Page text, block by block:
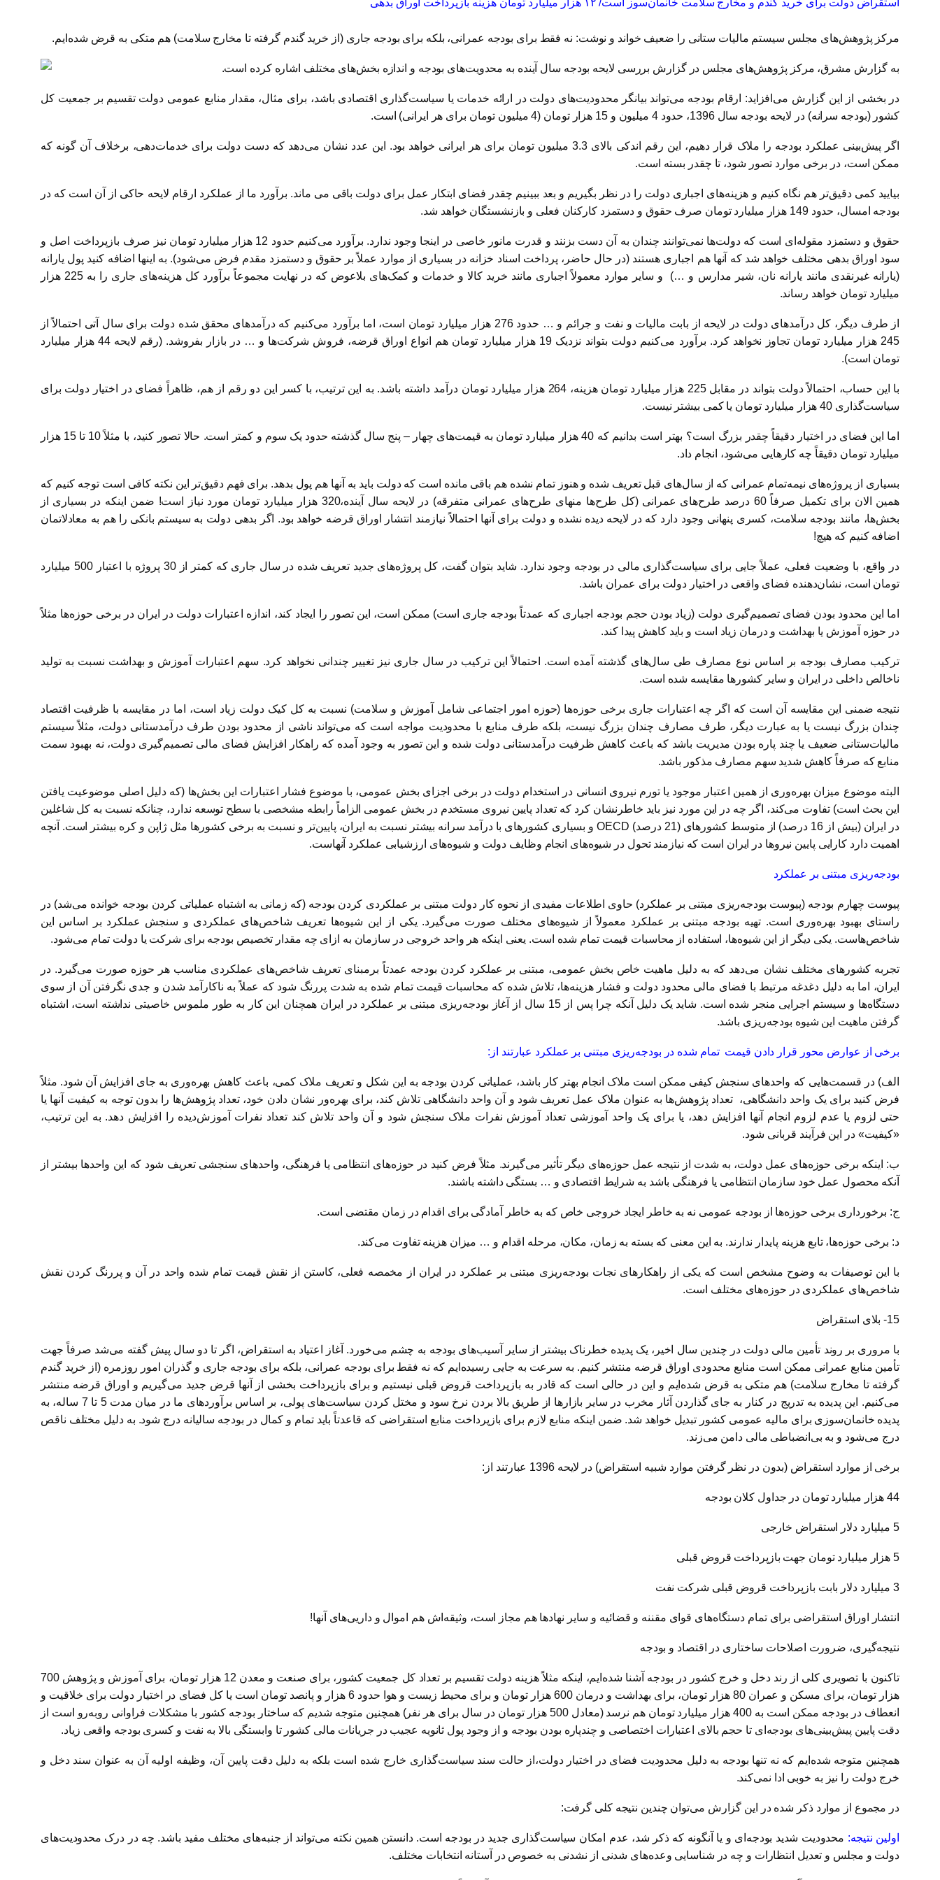
مرکز پژوهش‌های مجلس سیستم مالیات ستانی را ضعیف خواند و نوشت: نه فقط برای بودجه عمرانی، بلکه برای بودجه جاری (از خرید گندم گرفته تا مخارج سلامت) هم متکی به قرض شده‌ایم.
به گزارش مشرق، مرکز پژوهش‌های مجلس در گزارش بررسی لایحه بودجه سال آینده به محدویت‌های بودجه‌ و اندازه بخش‌های مختلف اشاره کرده است.
در بخشی از این گزارش می‌افزاید: ارقام بودجه می‌تواند بیانگر محدودیت‌های دولت در ارائه خدمات یا سیاست‌گذاری اقتصادی باشد، برای مثال، مقدار منابع عمومی دولت تقسیم بر جمعیت کل
کشور (بودجه سرانه) در لایحه بودجه سال 1396، حدود 4 میلیون و 15 هزار تومان (4 میلیون تومان برای هر ایرانی) است.
اگر پیش‌بینی عملکرد بودجه را ملاک قرار دهیم، این رقم اندکی بالای 3.3 میلیون تومان برای هر ایرانی خواهد بود. این عدد نشان می‌دهد که دست دولت برای خدمات‌دهی، برخلاف آن گونه که
ممکن است، در برخی موارد تصور شود، تا چقدر بسته است.
بیایید کمی دقیق‌تر هم نگاه کنیم و هزینه‌های اجباری دولت را در نظر بگیریم و بعد ببینیم چقدر فضای ابتکار عمل برای دولت باقی می‌ ماند. برآورد ما از عملکرد ارقام لایحه حاکی از آن است که در
بودجه امسال، حدود 149 هزار میلیارد تومان صرف حقوق و دستمزد کارکنان فعلی و بازنشستگان خواهد شد.
حقوق و دستمزد مقوله‌ای است که دولت‌ها نمی‌توانند چندان به آن دست بزنند و قدرت مانور خاصی در اینجا وجود ندارد. برآورد می‌کنیم حدود 12 هزار میلیارد تومان نیز صرف بازپرداخت اصل و
سود اوراق بدهی مختلف خواهد شد که آنها هم اجباری هستند (در حال حاضر، پرداخت اسناد خزانه در بسیاری از موارد عملاً بر حقوق و دستمزد مقدم فرض می‌شود). به اینها اضافه کنید پول یارانه
(یارانه غیرنقدی مانند یارانه نان، شیر مدارس و …) و سایر موارد معمولاً اجباری مانند خرید کالا و خدمات و کمک‌های بلاعوض که در نهایت مجموعاً برآورد کل هزینه‌های جاری را به 225 هزار
میلیارد تومان خواهد رساند.
از طرف دیگر، کل درآمدهای دولت در لایحه از بابت مالیات و نفت و جرائم و … حدود 276 هزار میلیارد تومان است، اما برآورد می‌کنیم که درآمدهای محقق شده دولت برای سال آتی احتمالاً از
245 هزار میلیارد تومان تجاوز نخواهد کرد. برآورد می‌کنیم دولت بتواند نزدیک 19 هزار میلیارد تومان هم انواع اوراق قرضه، فروش شرکت‌ها و … در بازار بفروشد. (رقم لایحه 44 هزار میلیارد
تومان است).
با این حساب، احتمالاً دولت بتواند در مقابل 225 هزار میلیارد تومان هزینه، 264 هزار میلیارد تومان درآمد داشته باشد. به این ترتیب، با کسر این دو رقم از هم، ظاهراً فضای در اختیار دولت برای
سیاست‌گذاری 40 هزار میلیارد تومان یا کمی بیشتر نیست.
اما این فضای در اختیار دقیقاً چقدر بزرگ است؟ بهتر است بدانیم که 40 هزار میلیارد تومان به قیمت‌های چهار – پنج سال گذشته حدود یک سوم و کمتر است. حالا تصور کنید، با مثلاً 10 تا 15 هزار
میلیارد تومان دقیقاً چه کارهایی می‌شود، انجام داد.
بسیاری از پروژه‌های نیمه‌تمام عمرانی که از سال‌های قبل تعریف شده و هنوز تمام نشده هم باقی مانده است که دولت باید به آنها هم پول بدهد. برای فهم دقیق‌تر این نکته کافی است توجه کنیم که
همین الان برای تکمیل صرفاً 60 درصد طرح‌های عمرانی (کل طرح‌ها منهای طرح‌های عمرانی متفرقه) در لایحه سال آینده،‌320 هزار میلیارد تومان مورد نیاز است! ضمن اینکه در بسیاری از
بخش‌ها،‌ مانند بودجه سلامت، کسری پنهانی وجود دارد که در لایحه دیده نشده و دولت برای آنها احتمالاً نیازمند انتشار اوراق قرضه خواهد بود. اگر بدهی دولت به سیستم بانکی را هم به معادلاتمان
اضافه کنیم که هیچ!
در واقع، با وضعیت فعلی، عملاً جایی برای سیاست‌گذاری مالی در بودجه وجود ندارد. شاید بتوان گفت، کل پروژه‌های جدید تعریف شده در سال جاری که کمتر از 30 پروژه با اعتبار 500 میلیارد
تومان است، نشان‌دهنده فضای واقعی در اختیار دولت برای عمران باشد.
اما این محدود بودن فضای تصمیم‌گیری دولت (زیاد بودن حجم بودجه اجباری که عمدتاً بودجه جاری است) ممکن است، این تصور را ایجاد کند، اندازه اعتبارات دولت در ایران در برخی حوزه‌ها مثلاً
در حوزه آموزش یا بهداشت و درمان زیاد است و باید کاهش پیدا کند.
ترکیب مصارف بودجه بر اساس نوع مصارف طی سال‌های گذشته آمده است. احتمالاً این ترکیب در سال جاری نیز تغییر چندانی نخواهد کرد. سهم اعتبارات آموزش و بهداشت نسبت به تولید
ناخالص داخلی در ایران و سایر کشورها مقایسه شده است.
نتیجه ضمنی این مقایسه آن است که اگر چه اعتبارات جاری برخی حوزه‌ها (حوزه امور اجتماعی شامل آموزش و سلامت) نسبت به کل کیک دولت زیاد است، اما در مقایسه با ظرفیت اقتصاد
چندان بزرگ نیست یا به عبارت دیگر، طرف مصارف چندان بزرگ نیست، بلکه طرف منابع با محدودیت مواجه است که می‌تواند ناشی از محدود بودن طرف درآمدستانی دولت، مثلاً سیستم
مالیات‌ستانی ضعیف یا چند پاره بودن مدیریت باشد که باعث کاهش ظرفیت درآمدستانی دولت شده و این تصور به وجود آمده که راهکار افزایش فضای مالی تصمیم‌گیری دولت، نه بهبود سمت
منابع که صرفاً کاهش شدید سهم مصارف مذکور باشد.
البته موضوع میزان بهره‌وری از همین اعتبار موجود یا تورم نیروی انسانی در استخدام دولت در برخی اجزای بخش عمومی، با موضوع فشار اعتبارات این بخش‌ها (که دلیل اصلی موضوعیت یافتن
این بحث است) تفاوت می‌کند، اگر چه در این مورد نیز باید خاطرنشان کرد که تعداد پایین نیروی مستخدم در بخش عمومی الزاماً رابطه مشخصی با سطح توسعه ندارد، چنانکه نسبت به کل شاغلین
در ایران (بیش از 16 درصد) از متوسط کشورهای (21 درصد) OECD و بسیاری کشورهای با درآمد سرانه بیشتر نسبت به ایران، پایین‌تر و نسبت به برخی کشورها مثل ژاپن و کره بیشتر است. آنچه
اهمیت دارد کارایی پایین نیروها در ایران است که نیازمند تحول در شیوه‌های انجام وظایف دولت و شیوه‌های ارزشیابی عملکرد آنهاست.
بودجه‌ریزی مبتنی بر عملکرد
پیوست چهارم بودجه (پیوست بودجه‌ریزی مبتنی بر عملکرد) حاوی اطلاعات مفیدی از نحوه کار دولت مبتنی بر عملکردی کردن بودجه (که زمانی به اشتباه عملیاتی کردن بودجه خوانده می‌شد) در
راستای بهبود بهره‌وری است. تهیه بودجه مبتنی بر عملکرد معمولاً از شیوه‌های مختلف صورت می‌گیرد. یکی از این شیوه‌ها تعریف شاخص‌های عملکردی و سنجش عملکرد بر اساس این
شاخص‌هاست. یکی دیگر از این شیوه‌ها، استفاده از محاسبات قیمت تمام شده است. یعنی اینکه هر واحد خروجی در سازمان به ازای چه مقدار تخصیص بودجه برای شرکت یا دولت تمام می‌شود.
تجربه کشورهای مختلف نشان می‌دهد که به دلیل ماهیت خاص بخش عمومی، مبتنی بر عملکرد کردن بودجه عمدتاً برمبنای تعریف شاخص‌های عملکردی مناسب هر حوزه صورت می‌گیرد. در
ایران، اما به دلیل دغدغه مرتبط با فضای مالی محدود دولت و فشار هزینه‌ها، تلاش شده که محاسبات قیمت تمام شده به شدت پررنگ شود که عملاً به ناکارآمد شدن و جدی نگرفتن آن از سوی
دستگاه‌ها و سیستم اجرایی منجر شده است. شاید یک دلیل آنکه چرا پس از 15 سال از آغاز بودجه‌ریزی مبتنی بر عملکرد در ایران همچنان این کار به طور ملموس خاصیتی نداشته است، اشتباه
گرفتن ماهیت این شیوه بودجه‌ریزی باشد.
برخی از عوارض محور قرار دادن قیمت تمام شده در بودجه‌ریزی مبتنی بر عملکرد عبارتند از:
الف) در قسمت‌هایی که واحدهای سنجش کیفی ممکن است ملاک انجام بهتر کار باشد، عملیاتی کردن بودجه به این شکل و تعریف ملاک کمی، باعث کاهش بهره‌وری به جای افزایش آن شود. مثلاً
فرض کنید برای یک واحد دانشگاهی، تعداد پژوهش‌ها به عنوان ملاک عمل تعریف شود و آن واحد دانشگاهی تلاش کند، برای بهره‌ور نشان دادن خود، تعداد پژوهش‌ها را بدون توجه به کیفیت آنها یا
حتی لزوم یا عدم لزوم انجام آنها افزایش دهد، یا برای یک واحد آموزشی تعداد آموزش نفرات ملاک سنجش شود و آن واحد تلاش کند تعداد نفرات آموزش‌دیده را افزایش دهد. به این ترتیب،
«کیفیت» در این فرآیند قربانی شود.
ب: اینکه برخی حوزه‌های عمل دولت، به شدت از نتیجه عمل حوزه‌های دیگر تأثیر می‌گیرند. مثلاً فرض کنید در حوزه‌های انتظامی یا فرهنگی، واحدهای سنجشی تعریف شود که این واحدها بیشتر از
آنکه محصول عمل خود سازمان انتظامی یا فرهنگی باشد به شرایط اقتصادی و … بستگی داشته باشند.
ج: برخورداری برخی حوزه‌ها از بودجه عمومی نه به خاطر ایجاد خروجی خاص که به خاطر آمادگی برای اقدام در زمان مقتضی است.
د: برخی حوزه‌ها، تابع هزینه پایدار ندارند. به این معنی که بسته به زمان، مکان، مرحله اقدام و … میزان هزینه تفاوت می‌کند.
با این توصیفات به وضوح مشخص است که یکی از راهکارهای نجات بودجه‌ریزی مبتنی بر عملکرد در ایران از مخمصه فعلی، کاستن از نقش قیمت تمام شده واحد در آن و پررنگ کردن نقش
شاخص‌های عملکردی در حوزه‌های مختلف است.
15- بلای استقراض
با مروری بر روند تأمین مالی دولت در چندین سال اخیر، یک پدیده خطرناک بیشتر از سایر آسیب‌های بودجه به چشم می‌خورد. آغاز اعتیاد به استقراض، اگر تا دو سال پیش گفته می‌شد صرفاً جهت
تأمین منابع عمرانی ممکن است منابع محدودی اوراق قرضه منتشر کنیم. به سرعت به جایی رسیده‌ایم که نه فقط برای بودجه عمرانی، بلکه برای بودجه جاری و گذران امور روزمره (از خرید گندم
گرفته تا مخارج سلامت) هم متکی به قرض شده‌ایم و این در حالی است که قادر به بازپرداخت قروض قبلی نیستیم و برای بازپرداخت بخشی از آنها قرض جدید می‌گیریم و اوراق قرضه منتشر
می‌کنیم. این پدیده به تدریج در کنار به جای گذاردن آثار مخرب در سایر بازارها از طریق بالا بردن نرخ سود و مختل کردن سیاست‌های پولی، بر اساس برآوردهای ما در میان مدت 5 تا 7 ساله، به
پدیده خانمان‌سوزی برای مالیه عمومی کشور تبدیل خواهد شد. ضمن اینکه منابع لازم برای بازپرداخت منابع استقراضی که قاعدتاً باید تمام و کمال در بودجه سالیانه درج شود. به دلیل مختلف ناقص
درج می‌شود و به بی‌انضباطی مالی دامن می‌زند.
برخی از موارد استقراض (بدون در نظر گرفتن موارد شبیه استقراض) در لایحه 1396 عبارتند از:
44 هزار میلیارد تومان در جداول کلان بودجه
5 میلیارد دلار استقراض خارجی
5 هزار میلیارد تومان جهت بازپرداخت قروض قبلی
3 میلیارد دلار بابت بازپرداخت قروض قبلی شرکت نفت
انتشار اوراق استقراضی برای تمام دستگاه‌های قوای مقننه و قضائیه و سایر نهادها هم مجاز است، وثیقه‌اش هم اموال و داریی‌های آنها!
نتیجه‌گیری، ضرورت اصلاحات ساختاری در اقتصاد و بودجه
تاکنون با تصویری کلی از رند دخل و خرج کشور در بودجه آشنا شده‌ایم، اینکه مثلاً هزینه دولت تقسیم بر تعداد کل جمعیت کشور، برای صنعت و معدن 12 هزار تومان، برای آموزش و پژوهش 700
هزار تومان، برای مسکن و عمران 80 هزار تومان، برای بهداشت و درمان 600 هزار تومان و برای محیط زیست و هوا حدود 6 هزار و پانصد تومان است یا کل فضای در اختیار دولت برای خلاقیت و
انعطاف در بودجه ممکن است به 400 هزار میلیارد تومان هم نرسد (معادل 500 هزار تومان در سال برای هر نفر) همچنین متوجه شدیم که ساختار بودجه کشور با مشکلات فراوانی روبه‌رو است از
دقت پایین پیش‌بینی‌های بودجه‌ای تا حجم بالای اعتبارات اختصاصی و چند‌پاره بودن بودجه و از وجود پول ثانویه عجیب در جریانات مالی کشور تا وابستگی بالا به نفت و کسری بودجه واقعی زیاد.
همچنین متوجه شده‌ایم که نه تنها بودجه به دلیل محدودیت‌ فضای در اختیار دولت،‌از حالت سند سیاست‌گذاری خارج شده است بلکه به دلیل دقت پایین آن، وظیفه اولیه آن به عنوان سند دخل و
خرج دولت را نیز به خوبی ادا نمی‌کند.
در مجموع از موارد ذکر شده در این گزارش می‌توان چندین نتیجه کلی گرفت:
اولین نتیجه:‌ محدودیت شدید بودجه‌ای و یا آنگونه که ذکر شد،‌ عدم امکان سیاست‌‌‌گذاری جدید در بودجه است. دانستن همین نکته می‌تواند از جنبه‌های مختلف مفید باشد. چه در درک محدودیت‌های
دولت و مجلس و تعدیل انتظارات و چه در شناسایی وعده‌های شدنی از نشدنی به خصوص در آستانه انتخابات مختلف.